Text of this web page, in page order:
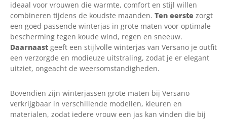
ideaal voor vrouwen die warmte, comfort en stijl willen
combineren tijdens de koudste maanden. Ten eerste zorgt
een goed passende winterjas in grote maten voor optimale
bescherming tegen koude wind, regen en sneeuw.
Daarnaast geeft een stijlvolle winterjas van Versano je outfit
een verzorgde en modieuze uitstraling, zodat je er elegant
uitziet, ongeacht de weersomstandigheden.
Bovendien zijn winterjassen grote maten bij Versano
verkrijgbaar in verschillende modellen, kleuren en
materialen, zodat iedere vrouw een jas kan vinden die bij